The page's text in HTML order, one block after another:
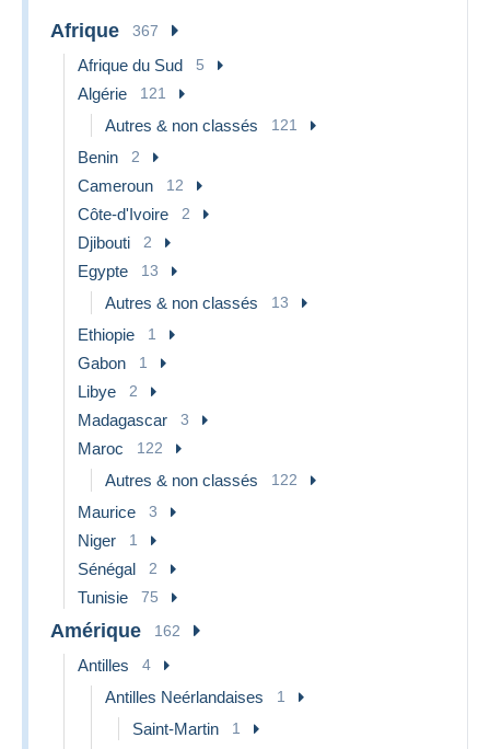
Merci de votre visite chez À-la-carte.
À chacun sa carte
Afrique 367
Afrique du Sud 5
Algérie 121
Autres & non classés 121
Benin 2
Cameroun 12
Côte-d'Ivoire 2
Djibouti 2
Egypte 13
Autres & non classés 13
Ethiopie 1
Gabon 1
Libye 2
Madagascar 3
Maroc 122
Autres & non classés 122
Maurice 3
Niger 1
Sénégal 2
Tunisie 75
Amérique 162
Antilles 4
Antilles Neérlandaises 1
Saint-Martin 1